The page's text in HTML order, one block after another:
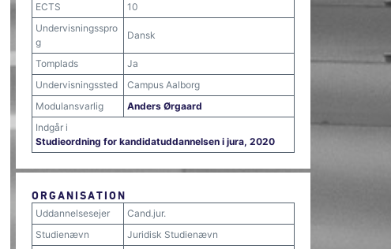
ECTS
10
Undervisningsspro
g
Dansk
Tomplads
Ja
Undervisningssted
Campus Aalborg
Modulansvarlig
Anders Ørgaard
Indgår i
Studieordning for kandidatuddannelsen i jura, 2020
ORGANISATION
Uddannelsesejer
Cand.jur.
Studienævn
Juridisk Studienævn